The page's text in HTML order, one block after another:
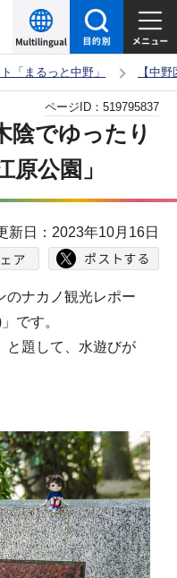
「まるっと中野」 【中
陰でゆったり
公園」
ページID： 519795837
新日：2023年10月16日
のナカノ観光レポー
です。
と題して、水遊びが